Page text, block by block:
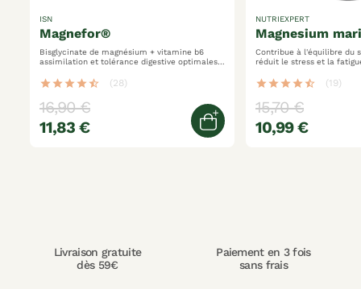
au panier
magnefor®
ISN
Bisglycinate de magnésium + vitamine b6
assimilation et tolérance digestive optimales
végétales
star star star star star_half (28)
16,90 €
11,83 €
Ajouter au panier
magnesium
NUTRIEXPERT
Contribue à l'équilibre du
réduit le stress et la fatigue riche
star star star star star_half (19)
15,70 €
10,99 €
Livraison gratuite
dès 59€
Paiement en 3 fois
sans frais